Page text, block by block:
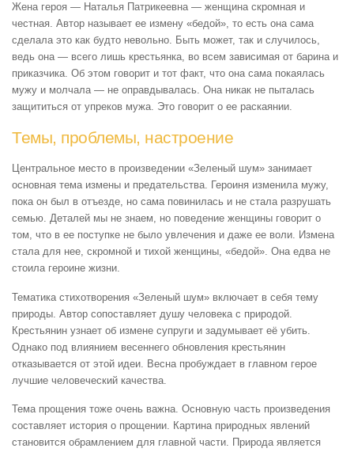
Жена героя — Наталья Патрикеевна — женщина скромная и
честная. Автор называет ее измену «бедой», то есть она сама
сделала это как будто невольно. Быть может, так и случилось,
ведь она — всего лишь крестьянка, во всем зависимая от барина и
приказчика. Об этом говорит и тот факт, что она сама покаялась
мужу и молчала — не оправдывалась. Она никак не пыталась
защититься от упреков мужа. Это говорит о ее раскаянии.
Темы, проблемы, настроение
Центральное место в произведении «Зеленый шум» занимает
основная тема измены и предательства. Героиня изменила мужу,
пока он был в отъезде, но сама повинилась и не стала разрушать
семью. Деталей мы не знаем, но поведение женщины говорит о
том, что в ее поступке не было увлечения и даже ее воли. Измена
стала для нее, скромной и тихой женщины, «бедой». Она едва не
стоила героине жизни.
Тематика стихотворения «Зеленый шум» включает в себя тему
природы. Автор сопоставляет душу человека с природой.
Крестьянин узнает об измене супруги и задумывает её убить.
Однако под влиянием весеннего обновления крестьянин
отказывается от этой идеи. Весна пробуждает в главном герое
лучшие человеческий качества.
Тема прощения тоже очень важна. Основную часть произведения
составляет история о прощении. Картина природных явлений
становится обрамлением для главной части. Природа является